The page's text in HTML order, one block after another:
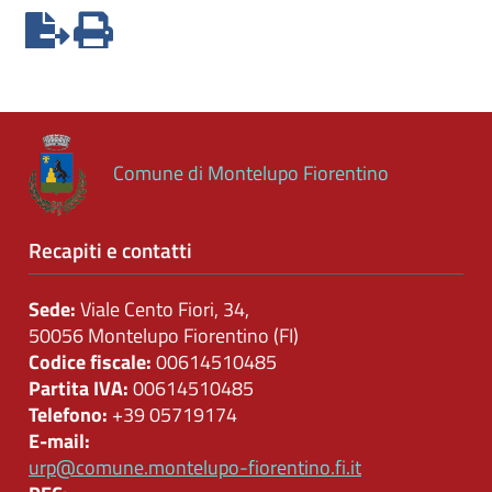
Comune di Montelupo Fiorentino
Recapiti e contatti
Sede:Viale Cento Fiori, 34,
50056 Montelupo Fiorentino (FI)
Codice fiscale:00614510485
Partita IVA:00614510485
Telefono: +39 05719174
E-mail:
urp@comune.montelupo-fiorentino.fi.it
Controlli
sulle
economiche
Servizi
erogati
Pagamenti
dell'amministrazione
Opere
pubbliche
Pianificazione
governo